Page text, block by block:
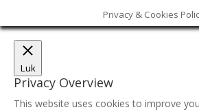
Privacy & Cookies
Luk
Privacy Overview
This website uses cookies to improve